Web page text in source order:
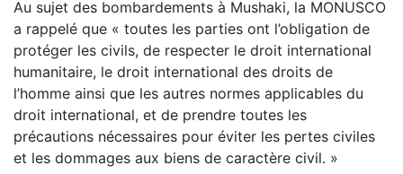
Au sujet des bombardements à Mushaki, la MONUSCO
a rappelé que « toutes les parties ont l’obligation de
protéger les civils, de respecter le droit international
humanitaire, le droit international des droits de
l’homme ainsi que les autres normes applicables du
droit international, et de prendre toutes les
précautions nécessaires pour éviter les pertes civiles
et les dommages aux biens de caractère civil. »